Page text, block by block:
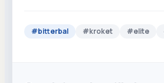
#bitterbal #kroket #elite